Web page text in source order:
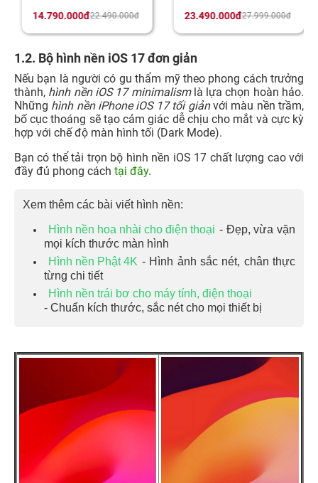
14.790.000đ22.490.000đ
23.490.000đ27.999.000đ
1.2. Bộ hình nền iOS 17 đơn giản
Nếu bạn là người có gu thẩm mỹ theo phong cách trưởng
thành, hình nền iOS 17 minimalismlà lựa chọn hoàn hảo.
Những hình nền iPhone iOS 17 tối giảnvới màu nền trầm,
bố cục thoáng sẽ tạo cảm giác dễ chịu cho mắt và cực kỳ
hợp với chế độ màn hình tối (Dark Mode).
Bạn có thể tải trọn bộ hình nền iOS 17 chất lượng cao với
đầy đủ phong cách tại đây.
Xem thêm các bài viết hình nền:
Hình nền hoa nhài cho điện thoại - Đẹp, vừa vặn
mọi kích thước màn hình
Hình nền Phật 4K - Hình ảnh sắc nét, chân thực
từng chi tiết
Hình nền trái bơ cho máy tính, điện thoại
- Chuẩn kích thước, sắc nét cho mọi thiết bị